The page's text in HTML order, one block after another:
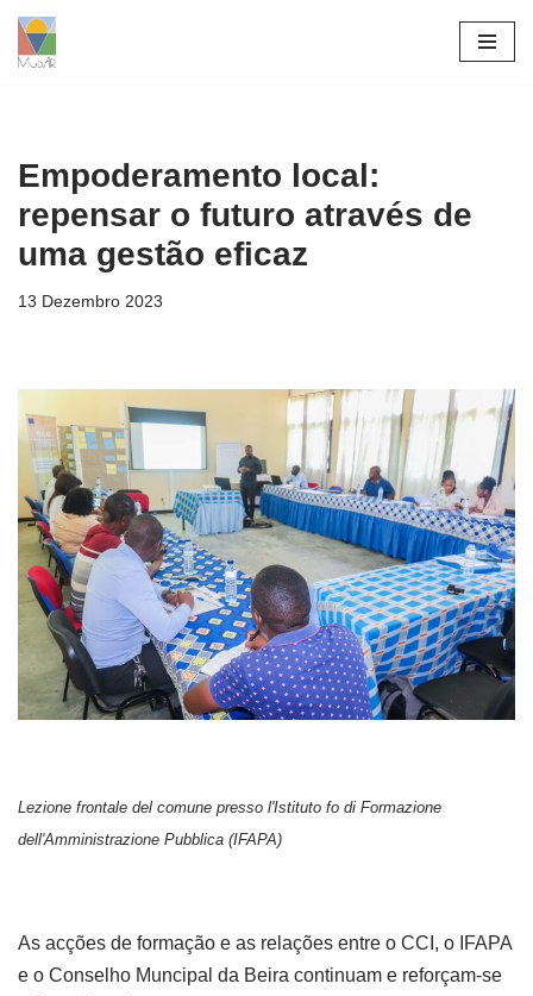
Avançar
conteúdo
Empoderamento local:
repensar o futuro através de
uma gestão eficaz
13 Dezembro 2023
Lezione frontale del comune presso l'Istituto fo di Formazione
dell'Amministrazione Pubblica (IFAPA)
As acções de formação e as relações entre o CCI, o IFAPA
e o Conselho Muncipal da Beira continuam e reforçam-se